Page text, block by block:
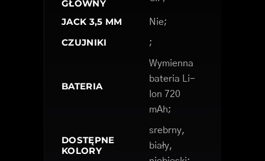
GŁÓWNY
JACK 3,5 MM Nie;
CZUJNIKI ;
BATERIA
Wymienna
bateria Li-
Ion 720
mAh;
DOSTĘPNE
KOLORY
srebrny,
biały,